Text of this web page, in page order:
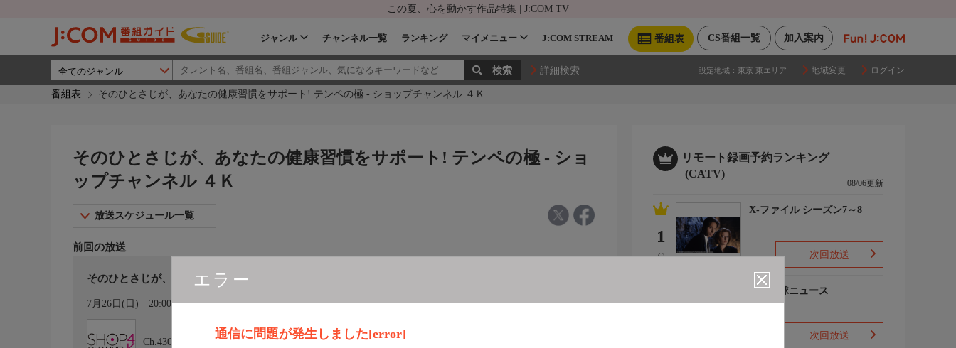
この夏、心を動かす作品特集 | J:COM TV
加入案内
CS番組一覧
番組表
ジャンル チャンネル一覧 ランキング マイメニュー J:COM STREAM
詳細検索 設定地域： 東京 東エリア 地域変更 ログイン
番組表 そのひとさじが、あなたの健康習慣をサポート! テンペの極 - ショップチャンネル ４Ｋ
エラー
通信に問題が発生しました[error]
そのひとさじが、あなたの健康習慣をサポート! テンペの極 - ショ
ップチャンネル ４Ｋ
放送スケジュール一覧
前回の放送
そのひとさじが、あなたの健康習慣をサポート！ テンペの極
7月26日(日) 20:00〜21:00
Ch.430
ショップチャンネル ４Ｋ
リモート録画予約ランキング
(CATV)
08/06更新
1
(-)
X-ファイル シーズン7～8
次回放送
プロ野球ニュース
次回放送